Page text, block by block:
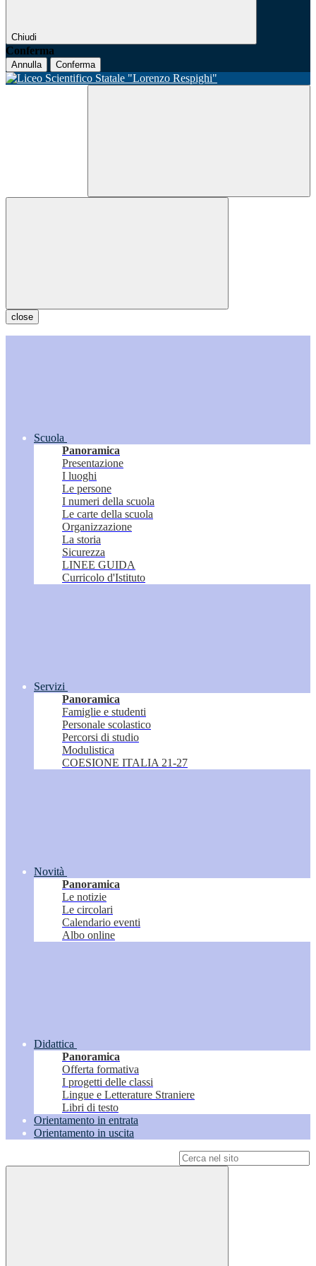
Chiudi
Conferma
Annulla Conferma
close
Scuola
Panoramica
Presentazione
I luoghi
Le persone
I numeri della scuola
Le carte della scuola
Organizzazione
La storia
Sicurezza
LINEE GUIDA
Curricolo d'Istituto
Servizi
Panoramica
Famiglie e studenti
Personale scolastico
Percorsi di studio
Modulistica
COESIONE ITALIA 21-27
Novità
Panoramica
Le notizie
Le circolari
Calendario eventi
Albo online
Didattica
Panoramica
Offerta formativa
I progetti delle classi
Lingue e Letterature Straniere
Libri di testo
Orientamento in entrata
Orientamento in uscita